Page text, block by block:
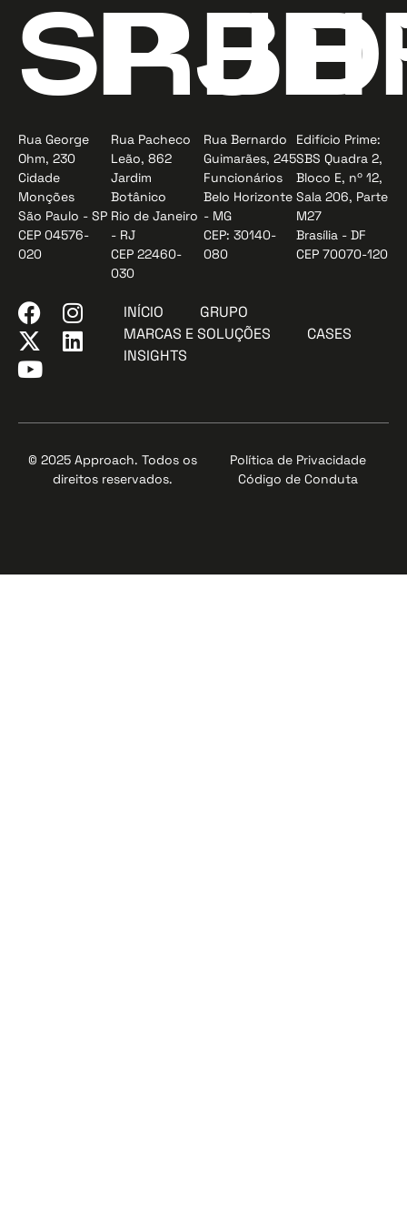
SP
Rua George
Ohm, 230
Cidade
Monções
São Paulo - SP
CEP 04576-
020
RJ
Rua Pacheco
Leão, 862
Jardim
Botânico
Rio de Janeiro
- RJ
CEP 22460-
030
BH
Rua Bernardo
Guimarães, 245
Funcionários
Belo Horizonte
- MG
CEP: 30140-
080
Edifício Prime:
SBS Quadra 2,
Bloco E, nº 12,
Sala 206, Parte
M27
Brasília - DF
CEP 70070-120
INÍCIO
GRUPO
MARCAS E SOLUÇÕES
CASES
INSIGHTS
© 2025 Approach. Todos os
direitos reservados.
Política de Privacidade
Código de Conduta